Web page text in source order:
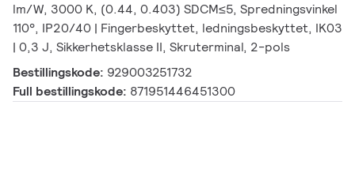
lm/W, 3000 K, (0.44, 0.403) SDCM≤5, Spredningsvinkel
110°, IP20/40 | Fingerbeskyttet, ledningsbeskyttet, IK03
| 0,3 J, Sikkerhetsklasse II, Skruterminal, 2-pols
Bestillingskode: 929003251732
Full bestillingskode: 871951446451300